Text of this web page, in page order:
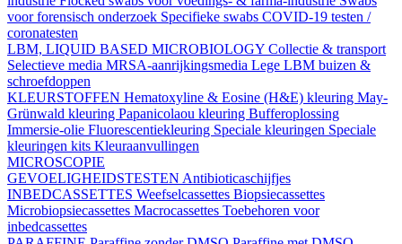
voor forensisch onderzoek Specifieke swabs COVID-19 testen /
coronatesten
LBM, LIQUID BASED MICROBIOLOGY Collectie & transport
Selectieve media MRSA-aanrijkingsmedia Lege LBM buizen &
schroefdoppen
KLEURSTOFFEN Hematoxyline & Eosine (H&E) kleuring May-
Grünwald kleuring Papanicolaou kleuring Bufferoplossing
Immersie-olie Fluorescentiekleuring Speciale kleuringen Speciale
kleuringen kits Kleuraanvullingen
MICROSCOPIE
GEVOELIGHEIDSTESTEN Antibioticaschijfjes
INBEDCASSETTES Weefselcassettes Biopsiecassettes
Microbiopsiecassettes Macrocassettes Toebehoren voor
inbedcassettes